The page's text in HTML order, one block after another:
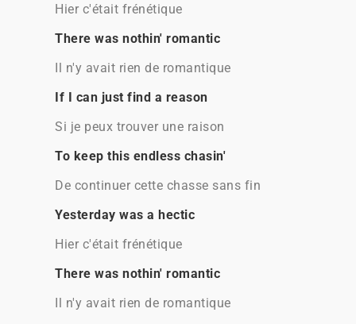
Hier c'était frénétique
There was nothin' romantic
Il n'y avait rien de romantique
If I can just find a reason
Si je peux trouver une raison
To keep this endless chasin'
De continuer cette chasse sans fin
Yesterday was a hectic
Hier c'était frénétique
There was nothin' romantic
Il n'y avait rien de romantique